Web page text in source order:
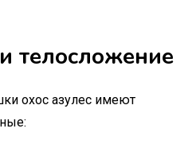
телосложение
охос азулес имеют